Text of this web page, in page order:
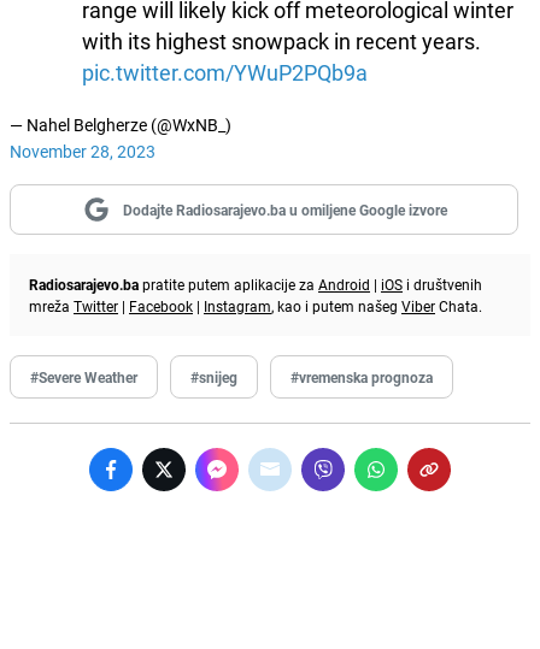
range will likely kick off meteorological winter
with its highest snowpack in recent years.
pic.twitter.com/YWuP2PQb9a
— Nahel Belgherze (@WxNB_)
November 28, 2023
Dodajte Radiosarajevo.ba u omiljene Google izvore
Radiosarajevo.bapratite putem aplikacije za Android | iOS i društvenih
mreža Twitter | Facebook | Instagram, kao i putem našeg ViberChata.
#Severe Weather #snijeg #vremenska prognoza